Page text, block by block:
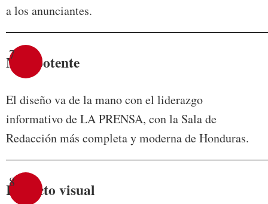
a los anunciantes.
7
Más potente
El diseño va de la mano con el liderazgo
informativo de LA PRENSA, con la Sala de
Redacción más completa y moderna de Honduras.
8
Impacto visual